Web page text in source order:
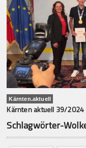
Kärnten.aktuell
Kärnten aktuell 39/2024
Schlagwörter-